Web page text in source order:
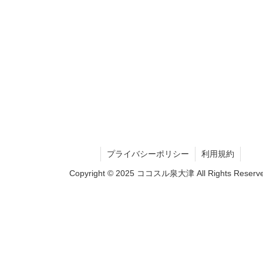
プライバシーポリシー 利用規約
Copyright © 2025 ココスル泉大津 All Rights